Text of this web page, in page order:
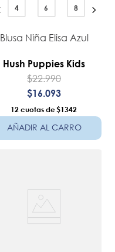
4 6 8
Blusa Niña Elisa Azul
Hush Puppies Kids
$22.990
$16.093
12 $1342
AÑADIR AL CARRO